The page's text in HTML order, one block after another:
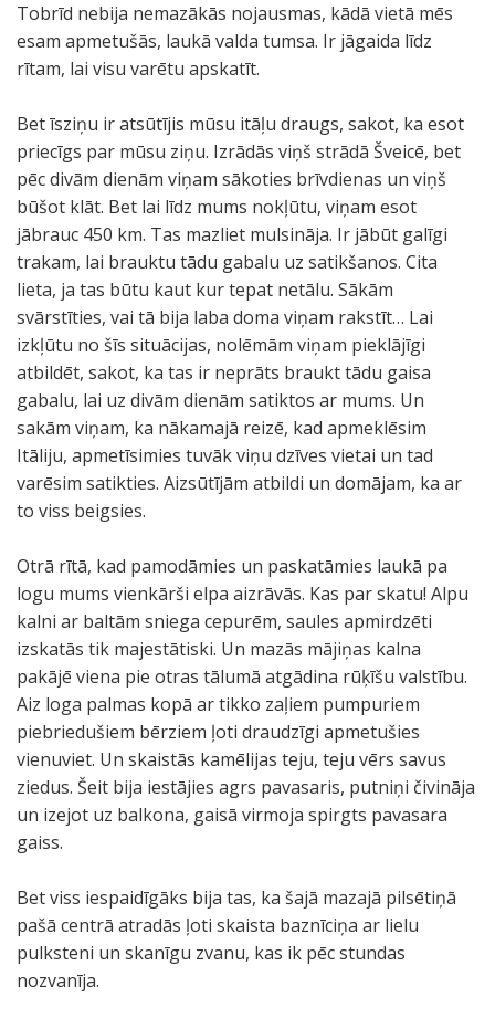
Tobrīd nebija nemazākās nojausmas, kādā vietā mēs
esam apmetušās, laukā valda tumsa. Ir jāgaida līdz
rītam, lai visu varētu apskatīt.
Bet īsziņu ir atsūtījis mūsu itāļu draugs, sakot, ka esot
priecīgs par mūsu ziņu. Izrādās viņš strādā Šveicē, bet
pēc divām dienām viņam sākoties brīvdienas un viņš
būšot klāt. Bet lai līdz mums nokļūtu, viņam esot
jābrauc 450 km. Tas mazliet mulsināja. Ir jābūt galīgi
trakam, lai brauktu tādu gabalu uz satikšanos. Cita
lieta, ja tas būtu kaut kur tepat netālu. Sākām
svārstīties, vai tā bija laba doma viņam rakstīt… Lai
izkļūtu no šīs situācijas, nolēmām viņam pieklājīgi
atbildēt, sakot, ka tas ir neprāts braukt tādu gaisa
gabalu, lai uz divām dienām satiktos ar mums. Un
sakām viņam, ka nākamajā reizē, kad apmeklēsim
Itāliju, apmetīsimies tuvāk viņu dzīves vietai un tad
varēsim satikties. Aizsūtījām atbildi un domājam, ka ar
to viss beigsies.
Otrā rītā, kad pamodāmies un paskatāmies laukā pa
logu mums vienkārši elpa aizrāvās. Kas par skatu! Alpu
kalni ar baltām sniega cepurēm, saules apmirdzēti
izskatās tik majestātiski. Un mazās mājiņas kalna
pakājē viena pie otras tālumā atgādina rūķīšu valstību.
Aiz loga palmas kopā ar tikko zaļiem pumpuriem
piebriedušiem bērziem ļoti draudzīgi apmetušies
vienuviet. Un skaistās kamēlijas teju, teju vērs savus
ziedus. Šeit bija iestājies agrs pavasaris, putniņi čivināja
un izejot uz balkona, gaisā virmoja spirgts pavasara
gaiss.
Bet viss iespaidīgāks bija tas, ka šajā mazajā pilsētiņā
pašā centrā atradās ļoti skaista baznīciņa ar lielu
pulksteni un skanīgu zvanu, kas ik pēc stundas
nozvanīja.